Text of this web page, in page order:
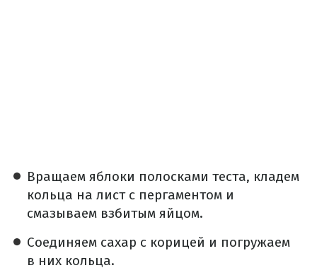
Вращаем яблоки полосками теста, кладем
кольца на лист с пергаментом и
смазываем взбитым яйцом.
Соединяем сахар с корицей и погружаем
в них кольца.